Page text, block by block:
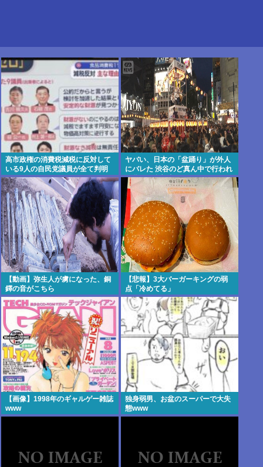
高市政権の消費税減税に反対して
いる9人の自民党議員が全て判明
www
ヤバい、日本の「盆踊り」が外人
にバレた 渋谷のど真ん中で行われ
た盆踊り参加者67000人のうち
20000人が外人、ダンシングヒー
ローに熱狂
【動画】弥生人が虜になった、銅
鐸の音がこちら
【悲報】3大バーガーキングの弱
点「冷めてる」
【画像】1998年のギャルゲー雑誌
www
独身弱男、お盆のスーパーで大失
態www